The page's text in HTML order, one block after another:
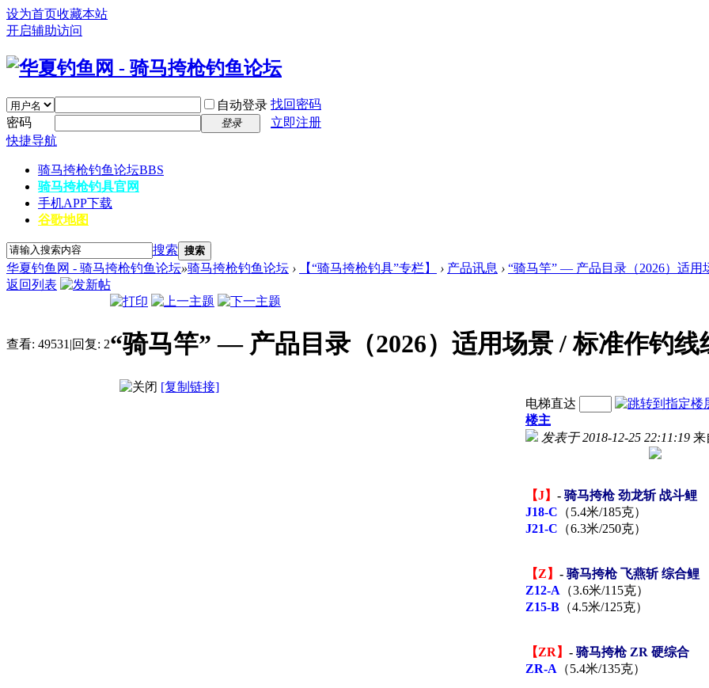
设为首页收藏本站
开启辅助访问
自动登录 找回密码
密码
登录
立即注册
快捷导航
骑马挎枪钓鱼论坛BBS
骑马挎枪钓具官网
手机APP下载
谷歌地图
搜索 搜索
华夏钓鱼网 - 骑马挎枪钓鱼论坛»骑马挎枪钓鱼论坛 › 【“骑马挎枪钓具”专栏】 › 产品讯息 › “骑马竿” — 产品目录（2026）适用
返回列表
查看: 49531 |回复: 2“骑马竿” — 产品目录（2026）适用场景 / 标准作钓线
[复制链接]
电梯直达
楼主
发表于 2018-12-25 22:11:19 来
【J】 - 骑马挎枪 劲龙斩 战斗鲤
J18-C （5.4米/185克）
J21-C （6.3米/250克）
【Z】 - 骑马挎枪 飞燕斩 综合鲤
Z12-A （3.6米/115克）
Z15-B （4.5米/125克）
【ZR】 - 骑马挎枪 ZR 硬综合
ZR-A （5.4米/135克）